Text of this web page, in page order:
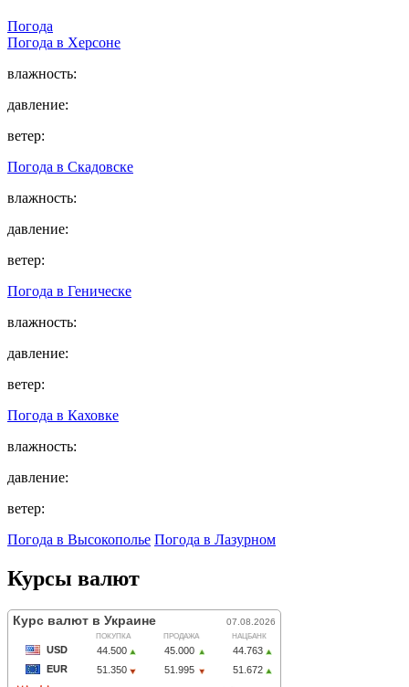
Погода
Погода в Херсоне
влажность:
давление:
ветер:
Погода в Скадовске
влажность:
давление:
ветер:
Погода в Геническе
влажность:
давление:
ветер:
Погода в Каховке
влажность:
давление:
ветер:
Погода в Высокополье Погода в Лазурном
Курсы валют